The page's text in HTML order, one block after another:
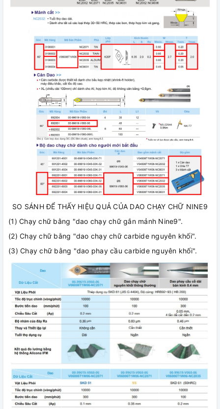
SO SÁNH ĐỂ THẤY HIỆU QUẢ CỦA DAO CHẠY CHỮ NINE9
(1) Chạy chữ bằng "dao chạy chữ gắn mảnh Nine9".
(2) Chạy chữ bằng "dao chạy chữ carbide nguyên khối".
(3) Chạy chữ bằng "dao phay cầu carbide nguyên khối".